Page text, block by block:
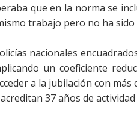
que en la norma se
trabajo pero no ha
nacionales
un coeficiente
a la jubilación con más
37 años de actividad